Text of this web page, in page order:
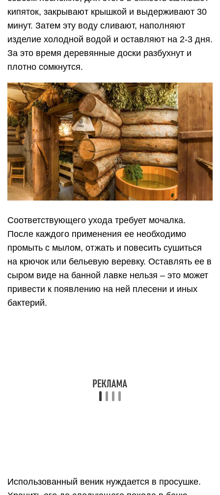
Соответствующего ухода требует мочалка.
промыть с мылом, отжать и повесить сушиться
на крючок или бельевую веревку. Оставлять ее в
сыром виде на банной лавке нельзя – это может
привести к появлению на ней плесени и иных
бактерий.
Баня – это особое место, где можно
оздоровиться и расслабиться, а хорошие банные